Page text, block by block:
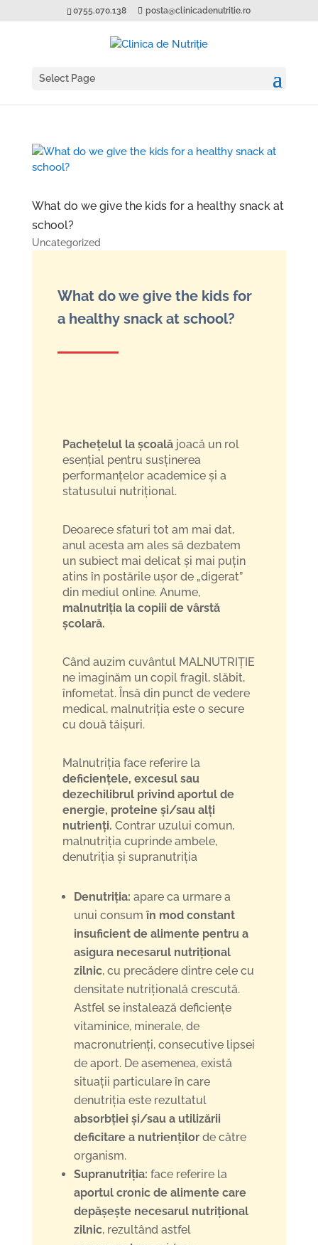
0755.070.138 posta@clinicadenutritie.ro
Select Page
What do we give the kids for a healthy snack at
school?
Uncategorized
What do we give the kids for
a healthy snack at school?
Pachețelul la școalăjoacă un rol
esențial pentru susținerea
performanțelor academice și a
statusului nutrițional.
Deoarece sfaturi tot am mai dat,
anul acesta am ales să dezbatem
un subiect mai delicat și mai puțin
atins în postările ușor de „digerat”
din mediul online. Anume,
malnutriția la copiii de vârstă
școlară.
Când auzim cuvântul MALNUTRIȚIE
ne imaginăm un copil fragil, slăbit,
înfometat. Însă din punct de vedere
medical, malnutriția este o secure
cu două tăișuri.
Malnutriția face referire la
deficiențele, excesul sau
dezechilibrul privind aportul de
energie, proteine și/sau alți
nutrienți. Contrar uzului comun,
malnutriția cuprinde ambele,
denutriția și supranutriția
Denutriția: apare ca urmare a
unui consum în mod constant
insuficient de alimente pentru a
asigura necesarul nutrițional
zilnic, cu precădere dintre cele cu
densitate nutrițională crescută.
Astfel se instalează deficiențe
vitaminice, minerale, de
macronutrienți, consecutive lipsei
de aport. De asemenea, există
situații particulare în care
denutriția este rezultatul
absorbției și/sau a utilizării
deficitare a nutriențilorde către
organism.
Supranutriția: face referire la
aportul cronic de alimente care
depășește necesarul nutrițional
zilnic, rezultând astfel